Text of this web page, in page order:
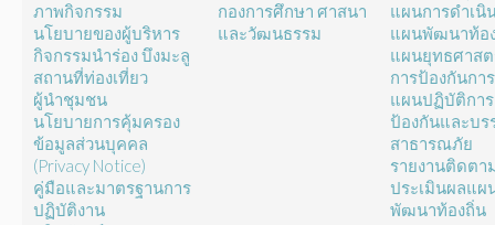
ภาพกิจกรรม
นโยบายของผู้บริหาร
กิจกรรมนำร่อง บึงมะลู
สถานที่ท่องเที่ยว
ผู้นำชุมชน
นโยบายการคุ้มครอง
ข้อมูลส่วนบุคคล
(Privacy Notice)
คู่มือและมาตรฐานการ
ปฏิบัติงาน
กองการศึกษา ศาสนา
และวัฒนธรรม
แผนการดำเนิ
แผนพัฒนาท้อ
แผนยุทธศาส
การป้องกันกา
แผนปฏิบัติการ
ป้องกันและบร
สาธารณภัย
รายงานติดตา
ประเมินผลแผ
พัฒนาท้องถิ่น